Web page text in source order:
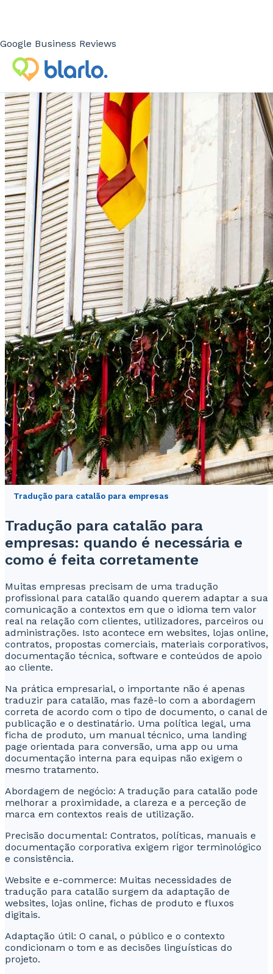
Google Business Reviews
Tradução para catalão para empresas
Tradução para catalão para
empresas: quando é necessária e
como é feita corretamente
Muitas empresas precisam de uma tradução
profissional para catalão quando querem adaptar a sua
comunicação a contextos em que o idioma tem valor
real na relação com clientes, utilizadores, parceiros ou
administrações. Isto acontece em websites, lojas online,
contratos, propostas comerciais, materiais corporativos,
documentação técnica, software e conteúdos de apoio
ao cliente.
Na prática empresarial, o importante não é apenas
traduzir para catalão, mas fazê-lo com a abordagem
correta de acordo com o tipo de documento, o canal de
publicação e o destinatário. Uma política legal, uma
ficha de produto, um manual técnico, uma landing
page orientada para conversão, uma app ou uma
documentação interna para equipas não exigem o
mesmo tratamento.
Abordagem de negócio: A tradução para catalão pode
melhorar a proximidade, a clareza e a perceção de
marca em contextos reais de utilização.
Precisão documental: Contratos, políticas, manuais e
documentação corporativa exigem rigor terminológico
e consistência.
Website e e-commerce: Muitas necessidades de
tradução para catalão surgem da adaptação de
websites, lojas online, fichas de produto e fluxos
digitais.
Adaptação útil: O canal, o público e o contexto
condicionam o tom e as decisões linguísticas do
projeto.